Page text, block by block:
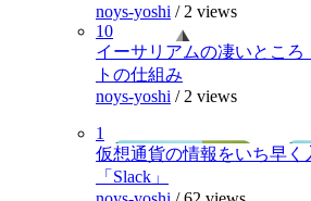
noys-yoshi / 2 views
10
イーサリアムの凄いところ
トの仕組み
noys-yoshi / 2 views
1
仮想通貨の情報をいち早く
「Slack」